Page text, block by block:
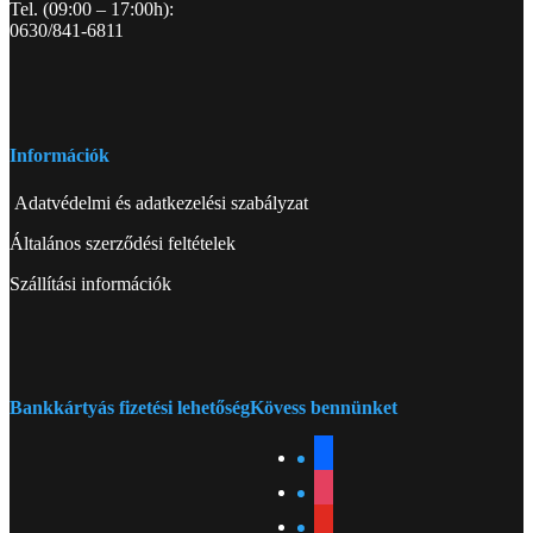
Tel. (09:00 – 17:00h):
0630/841-6811
Információk
Adatvédelmi és adatkezelési szabályzat
Általános szerződési feltételek
Szállítási információk
Bankkártyás fizetési lehetőségKövess bennünket